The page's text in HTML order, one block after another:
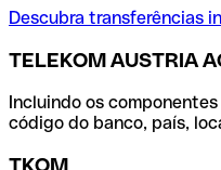
Descubra transferências
TELEKOM AUSTRIA
Incluindo os
código do banco, país,
TKOM